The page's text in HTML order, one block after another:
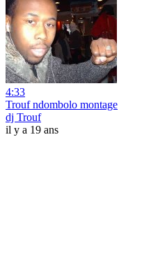
4:33
Trouf ndombolo montage
dj Trouf
il y a 19 ans